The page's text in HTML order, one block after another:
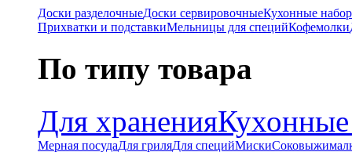
Доски разделочныеДоски сервировочныеКухонные
Прихватки и подставкиМельницы для специйКофемолки
По типу товара
Для хранения
Мерная посудаДля гриляДля специйМиски